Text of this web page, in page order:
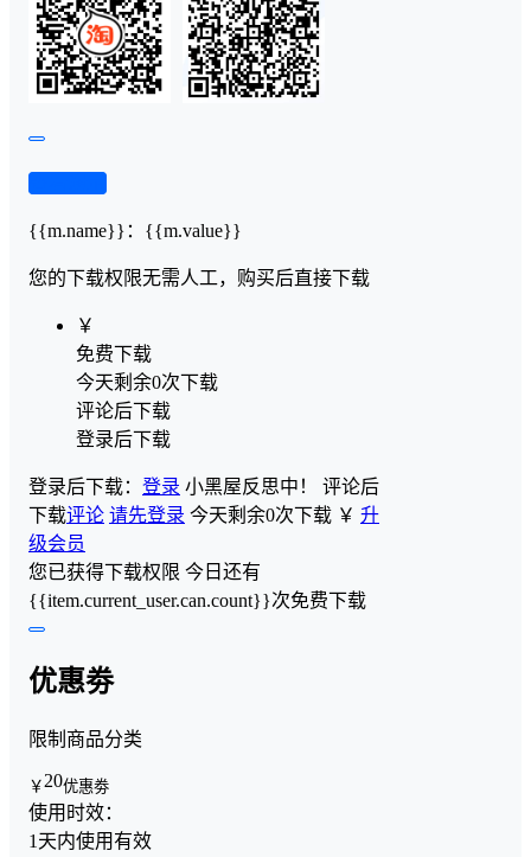
{{m.name}} ： {{m.value}}
您的下载权限无需人工，购买后直接下载
￥
免费下载
今天剩余0次下载
评论后下载
登录后下载
登录后下载： 登录 小黑屋反思中！ 评论后
下载评论 请先登录 今天剩余0次下载 ￥ 升
级会员
您已获得下载权限 今日还有
{{item.current_user.can.count}}次免费下载
优惠劵
限制商品分类
￥ 20优惠劵
使用时效：
1天内使用有效